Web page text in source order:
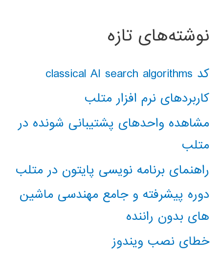
نوشته‌های تازه
کد classical AI search algorithms
کاربردهای نرم افزار متلب
مشاهده واحدهای پشتیبانی شونده در
متلب
راهنمای برنامه نویسی پایتون در متلب
دوره پیشرفته و جامع مهندسی ماشین
های بدون راننده
خطای نصب ویندوز